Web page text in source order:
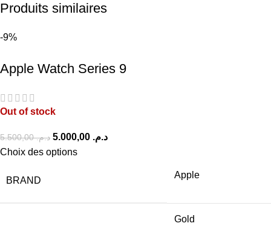
Produits similaires
-9%
Apple Watch Series 9
Out of stock
د.م.5.500,00 د.م.
Choix des options
BRAND
Apple
Gold